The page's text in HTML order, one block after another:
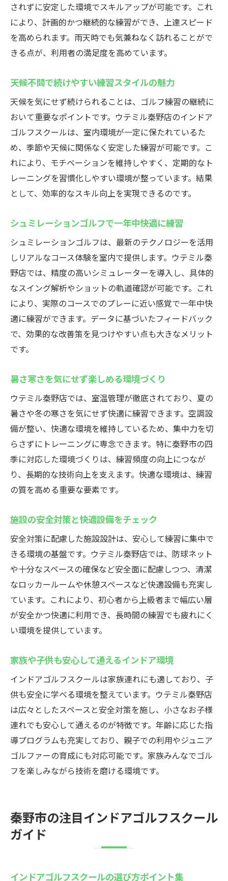
されずに安定した環境でスキルアップが可能です。これ
により、計画的かつ継続的な練習ができ、上達スピード
を高められます。雨天時でも気兼ねなく訪れることがで
きる点が、利用者の満足度を高めています。
天候不問で続けやすい練習スタイルの魅力
天候を気にせず続けられることは、ゴルフ練習の継続に
おいて重要なポイントです。ウテミル秦野店のインドア
ゴルフスクールは、室内環境が一定に保たれているた
め、季節や天候に関係なく安定した練習が可能です。こ
れにより、モチベーションを維持しやすく、定期的なト
レーニングを習慣化しやすい環境が整っています。結果
として、効率的なスキル向上を実現できるのです。
シュミレーションゴルフで一年中快適に練習
シュミレーションゴルフは、最新のテクノロジーを活用
しリアルなコース体験を室内で提供します。ウテミル秦
野店では、精度の高いシミュレーターを導入し、具体的
なスイング解析やショットの軌道確認が可能です。これ
により、実際のコースでのプレーに近い感覚で一年中快
適に練習ができます。データに基づいたフィードバック
で、効果的な改善策を見つけやすい点も大きなメリット
です。
暑さ寒さを気にせず楽しめる環境づくり
ウテミル秦野店では、室温管理が徹底されており、夏の
暑さや冬の寒さを気にせず快適に練習できます。空調設
備が整い、快適な環境を維持しているため、集中力を切
らさずにトレーニングに専念できます。特に秦野市の四
季に対応した環境づくりは、練習頻度の向上につなが
り、長期的な技術向上を支えます。快適な環境は、練習
の質を高める重要な要素です。
施設の安全対策と快適設備をチェック
安全対策に配慮した施設設計は、安心して練習に集中で
きる環境の基盤です。ウテミル秦野店では、防球ネット
や十分なスペースの確保など安全面に配慮しつつ、清潔
なロッカールームや休憩スペースなど快適設備も充実し
ています。これにより、初心者から上級者まで幅広い層
が安全かつ快適に利用でき、長時間の練習でも疲れにく
い環境を提供しています。
家族や子供も安心して通えるインドア環境
インドアゴルフスクールは家族連れにも適しており、子
供も安全に学べる環境を整えています。ウテミル秦野店
は広々としたスペースと安全対策を施し、小さなお子様
連れでも安心して通えるのが特徴です。年齢に応じた指
導プログラムも充実しており、親子での利用やジュニア
ゴルファーの育成にも対応可能です。家族みんなでゴル
フを楽しみながら技術を磨ける環境です。
秦野市の注目インドアゴルフスクール
ガイド
インドアゴルフスクールの選び方ポイント集